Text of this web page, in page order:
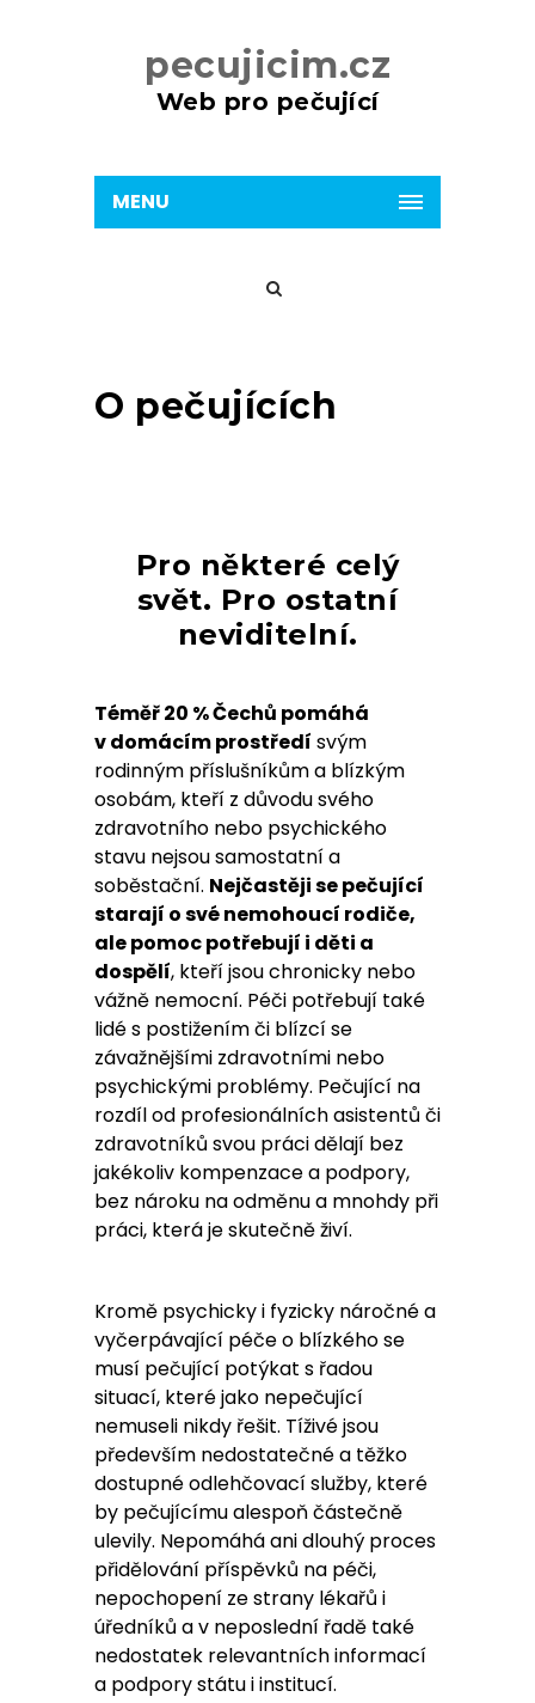
pecujicim.cz
Web pro pečující
MENU
O pečujících
Pro některé celý
svět. Pro ostatní
neviditelní.
Téměř 20 % Čechů pomáhá
v domácím prostředí svým
rodinným příslušníkům a blízkým
osobám, kteří z důvodu svého
zdravotního nebo psychického
stavu nejsou samostatní a
soběstační. Nejčastěji se pečující
starají o své nemohoucí rodiče,
ale pomoc potřebují i děti a
dospělí, kteří jsou chronicky nebo
vážně nemocní. Péči potřebují také
lidé s postižením či blízcí se
závažnějšími zdravotními nebo
psychickými problémy. Pečující na
rozdíl od profesionálních asistentů či
zdravotníků svou práci dělají bez
jakékoliv kompenzace a podpory,
bez nároku na odměnu a mnohdy při
práci, která je skutečně živí.
Kromě psychicky i fyzicky náročné a
vyčerpávající péče o blízkého se
musí pečující potýkat s řadou
situací, které jako nepečující
nemuseli nikdy řešit. Tíživé jsou
především nedostatečné a těžko
dostupné odlehčovací služby, které
by pečujícímu alespoň částečně
ulevily. Nepomáhá ani dlouhý proces
přidělování příspěvků na péči,
nepochopení ze strany lékařů i
úředníků a v neposlední řadě také
nedostatek relevantních informací
a podpory státu i institucí.